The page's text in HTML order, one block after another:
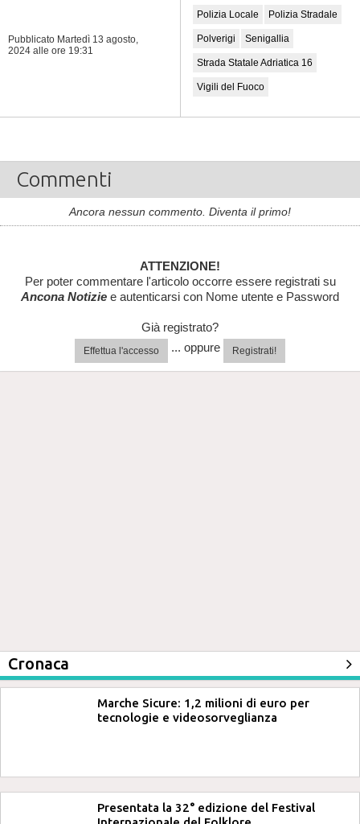
Pubblicato Martedì 13 agosto,
2024 alle ore 19:31
Polizia Locale Polizia Stradale
Polverigi Senigallia
Strada Statale Adriatica 16
Vigili del Fuoco
Commenti
Ancora nessun commento. Diventa il primo!
ATTENZIONE!
Per poter commentare l'articolo occorre essere registrati su
Ancona Notizie e autenticarsi con Nome utente e Password
Già registrato?
Effettua l'accesso ... oppure Registrati!
Cronaca
Marche Sicure: 1,2 milioni di euro per
tecnologie e videosorveglianza
Presentata la 32° edizione del Festival